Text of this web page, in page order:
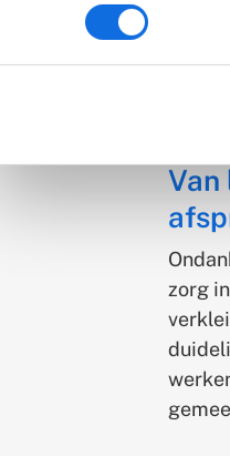
Blijf
Van
zorg